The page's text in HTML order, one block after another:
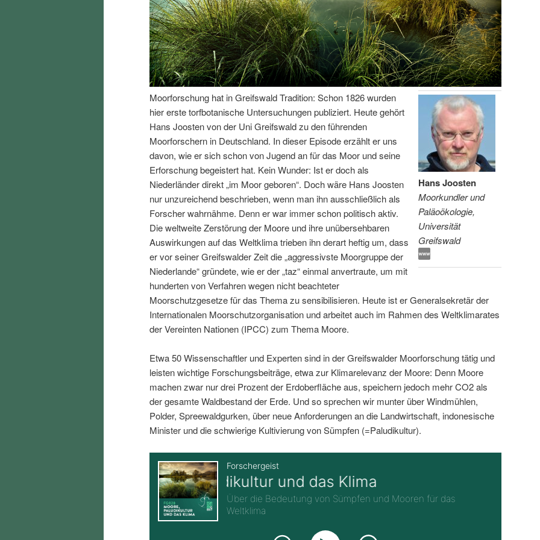
I
n
h
a
t
r
i
n
e
n
e
n
I
n
a
s
p
r
n
g
e
n
Hans Joosten
Moorkundler und
Paläoökologie,
Universität
Greifswald
Moorforschung hat in Greifswald Tradition: Schon 1826 wurden
hier erste torfbotanische Untersuchungen publiziert. Heute gehört
Hans Joosten von der Uni Greifswald zu den führenden
Moorforschern in Deutschland. In dieser Episode erzählt er uns
davon, wie er sich schon von Jugend an für das Moor und seine
Erforschung begeistert hat. Kein Wunder: Ist er doch als
Niederländer direkt „im Moor geboren“. Doch wäre Hans Joosten
nur unzureichend beschrieben, wenn man ihn ausschließlich als
Forscher wahrnähme. Denn er war immer schon politisch aktiv.
Die weltweite Zerstörung der Moore und ihre unübersehbaren
Auswirkungen auf das Weltklima trieben ihn derart heftig um, dass
er vor seiner Greifswalder Zeit die „aggressivste Moorgruppe der
Niederlande“ gründete, wie er der „taz“ einmal anvertraute, um mit
hunderten von Verfahren wegen nicht beachteter
Moorschutzgesetze für das Thema zu sensibilisieren. Heute ist er Generalsekretär der
Internationalen Moorschutzorganisation und arbeitet auch im Rahmen des Weltklimarates
der Vereinten Nationen (IPCC) zum Thema Moore.
Etwa 50 Wissenschaftler und Experten sind in der Greifswalder Moorforschung tätig und
leisten wichtige Forschungsbeiträge, etwa zur Klimarelevanz der Moore: Denn Moore
machen zwar nur drei Prozent der Erdoberfläche aus, speichern jedoch mehr CO2 als
der gesamte Waldbestand der Erde. Und so sprechen wir munter über Windmühlen,
Polder, Spreewaldgurken, über neue Anforderungen an die Landwirtschaft, indonesische
Minister und die schwierige Kultivierung von Sümpfen (=Paludikultur).